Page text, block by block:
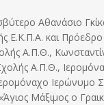
Αθανάσιο
και Πρόεδρο
Α.Π.Θ.,
Α.Π.Θ.,
Ιερώνυμο
Μάξιμος ο